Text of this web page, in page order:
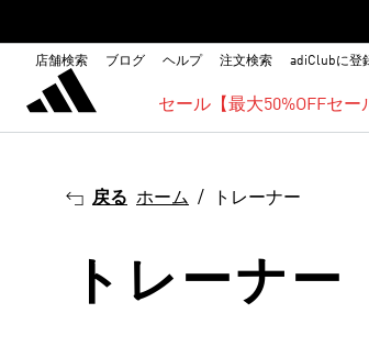
店舗検索 ブログ ヘルプ 注文検索 adiClubに登
セール【最大50%OFFセー
戻る ホーム トレーナー
トレーナー